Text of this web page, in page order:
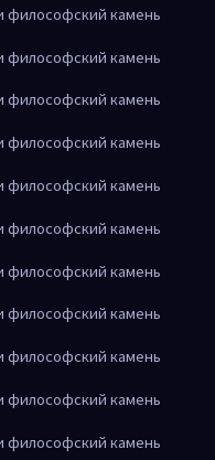
философский камень
философский камень
философский камень
философский камень
философский камень
философский камень
философский камень
философский камень
философский камень
философский камень
философский камень